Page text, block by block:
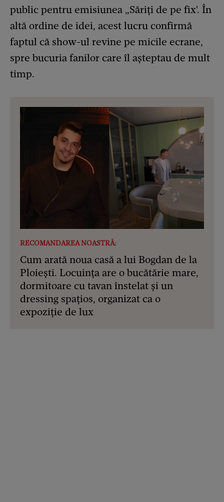
public pentru emisiunea „Săriți de pe fix'. În
altă ordine de idei, acest lucru confirmă
faptul că show-ul revine pe micile ecrane,
spre bucuria fanilor care îl așteptau de mult
timp.
RECOMANDAREA NOASTRĂ:
Cum arată noua casă a lui Bogdan de la
Ploiești. Locuința are o bucătărie mare,
dormitoare cu tavan înstelat și un
dressing spațios, organizat ca o
expoziție de lux